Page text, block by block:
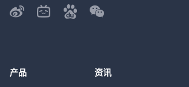
产品 资讯